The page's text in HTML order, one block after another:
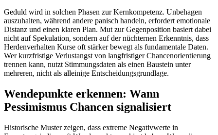
Geduld wird in solchen Phasen zur Kernkompetenz. Unbehagen
auszuhalten, während andere panisch handeln, erfordert emotionale
Distanz und einen klaren Plan. Mut zur Gegenposition basiert dabei
nicht auf Spekulation, sondern auf der nüchternen Erkenntnis, dass
Herdenverhalten Kurse oft stärker bewegt als fundamentale Daten.
Wer kurzfristige Verlustangst von langfristiger Chancenorientierung
trennen kann, nutzt Stimmungsdaten als einen Baustein unter
mehreren, nicht als alleinige Entscheidungsgrundlage.
Wendepunkte erkennen: Wann
Pessimismus Chancen signalisiert
Historische Muster zeigen, dass extreme Negativwerte in